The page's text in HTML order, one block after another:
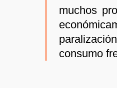
muchos
consumo